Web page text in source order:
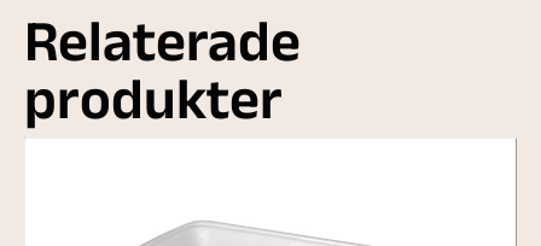
Relaterade
produkter